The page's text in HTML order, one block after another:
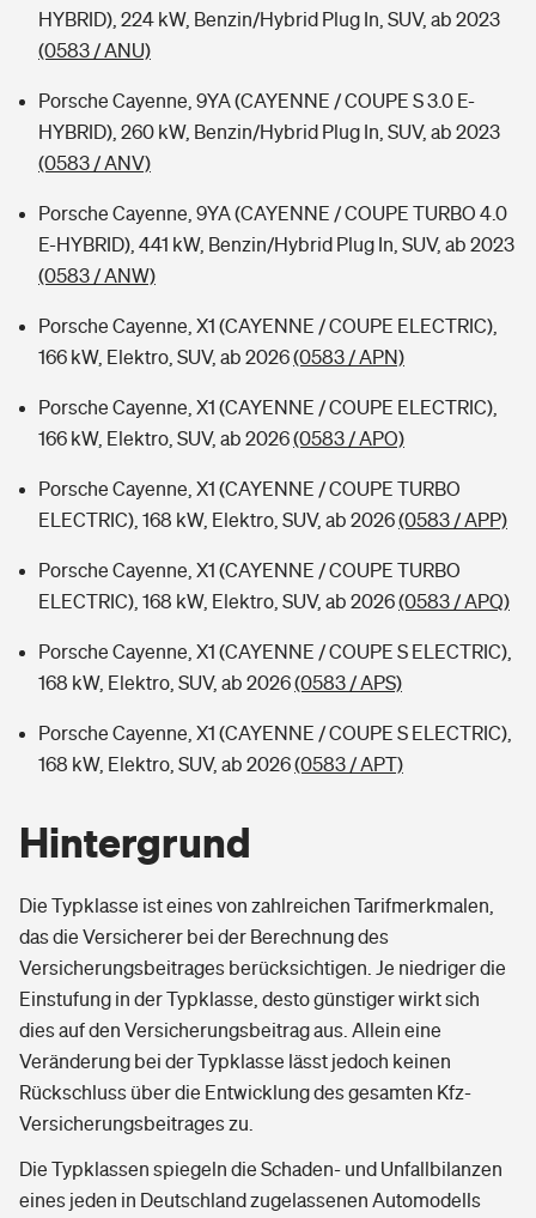
HYBRID), 224 kW, Benzin/Hybrid Plug In, SUV, ab 2023
(0583 / ANU)
Porsche Cayenne, 9YA (CAYENNE / COUPE S 3.0 E-
HYBRID), 260 kW, Benzin/Hybrid Plug In, SUV, ab 2023
(0583 / ANV)
Porsche Cayenne, 9YA (CAYENNE / COUPE TURBO 4.0
E-HYBRID), 441 kW, Benzin/Hybrid Plug In, SUV, ab 2023
(0583 / ANW)
Porsche Cayenne, X1 (CAYENNE / COUPE ELECTRIC),
166 kW, Elektro, SUV, ab 2026(0583 / APN)
Porsche Cayenne, X1 (CAYENNE / COUPE ELECTRIC),
166 kW, Elektro, SUV, ab 2026(0583 / APO)
Porsche Cayenne, X1 (CAYENNE / COUPE TURBO
ELECTRIC), 168 kW, Elektro, SUV, ab 2026(0583 / APP)
Porsche Cayenne, X1 (CAYENNE / COUPE TURBO
ELECTRIC), 168 kW, Elektro, SUV, ab 2026(0583 / APQ)
Porsche Cayenne, X1 (CAYENNE / COUPE S ELECTRIC),
168 kW, Elektro, SUV, ab 2026(0583 / APS)
Porsche Cayenne, X1 (CAYENNE / COUPE S ELECTRIC),
168 kW, Elektro, SUV, ab 2026(0583 / APT)
Hintergrund
Die Typklasse ist eines von zahlreichen Tarifmerkmalen,
das die Versicherer bei der Berechnung des
Versicherungsbeitrages berücksichtigen. Je niedriger die
Einstufung in der Typklasse, desto günstiger wirkt sich
dies auf den Versicherungsbeitrag aus. Allein eine
Veränderung bei der Typklasse lässt jedoch keinen
Rückschluss über die Entwicklung des gesamten Kfz-
Versicherungsbeitrages zu.
Die Typklassen spiegeln die Schaden- und Unfallbilanzen
eines jeden in Deutschland zugelassenen Automodells